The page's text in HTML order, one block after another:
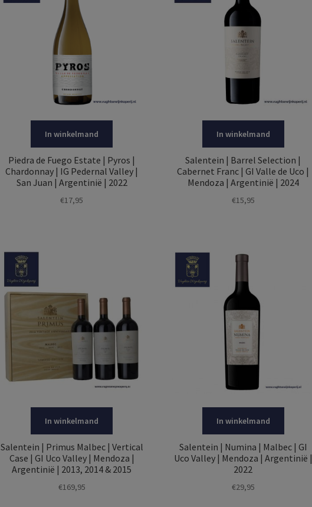
In winkelmand
Piedra de Fuego Estate | Pyros |
Chardonnay | IG Pedernal Valley |
San Juan | Argentinië | 2022
€17,95
In winkelmand
Salentein | Barrel Selection |
Cabernet Franc | GI Valle de Uco |
Mendoza | Argentinië | 2024
€15,95
In winkelmand
Salentein | Primus Malbec | Vertical
Case | GI Uco Valley | Mendoza |
Argentinië | 2013, 2014 & 2015
€169,95
In winkelmand
Salentein | Numina | Malbec | GI
Uco Valley | Mendoza | Argentinië |
2022
€29,95